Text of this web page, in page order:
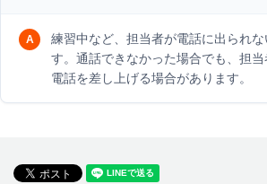
練習中など、担当者が電話に出られな
す。通話できなかった場合でも、担
電話を差し上げる場合があります。